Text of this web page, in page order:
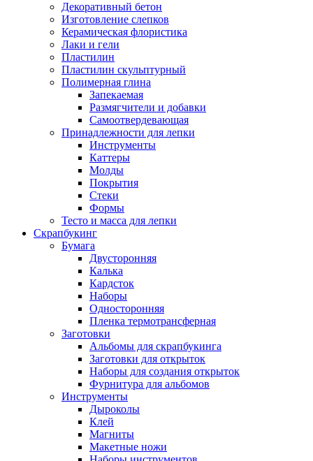
Декоративный бетон
Изготовление слепков
Керамическая флористика
Лаки и гели
Пластилин
Пластилин скульптурный
Полимерная глина
Запекаемая
Размягчители и добавки
Самоотвердевающая
Принадлежности для лепки
Инструменты
Каттеры
Молды
Покрытия
Стеки
Формы
Тесто и масса для лепки
Скрапбукинг
Бумага
Двусторонняя
Калька
Кардсток
Наборы
Односторонняя
Пленка термотрансферная
Заготовки
Альбомы для скрапбукинга
Заготовки для открыток
Наборы для создания открыток
Фурнитура для альбомов
Инструменты
Дыроколы
Клей
Магниты
Макетные ножи